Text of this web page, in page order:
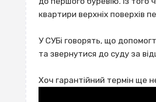
квартири верхніх поверхів
У СУБі говорять, що
та звернутися до суду за
Хоч гарантійний термін ще